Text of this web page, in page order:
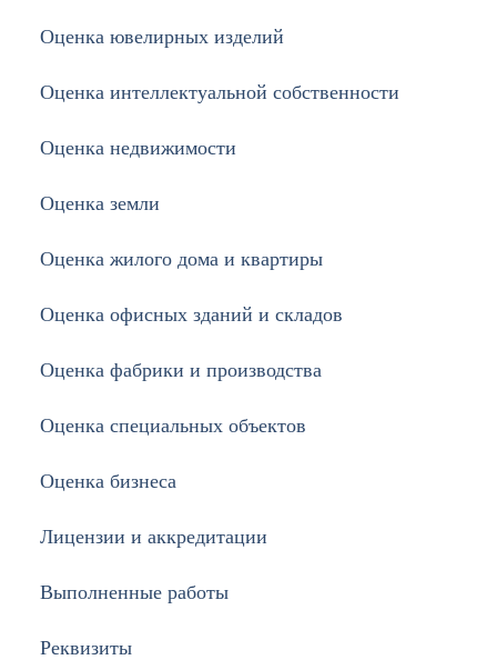
Оценка ювелирных изделий
Оценка интеллектуальной собственности
Оценка недвижимости
Оценка земли
Оценка жилого дома и квартиры
Оценка офисных зданий и складов
Оценка фабрики и производства
Оценка специальных объектов
Оценка бизнеса
Лицензии и аккредитации
Выполненные работы
Реквизиты